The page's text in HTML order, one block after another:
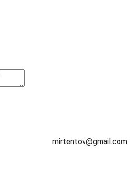
mirtentov@gmail.com